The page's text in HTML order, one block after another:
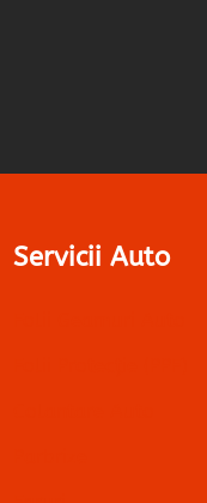
Servicii Auto